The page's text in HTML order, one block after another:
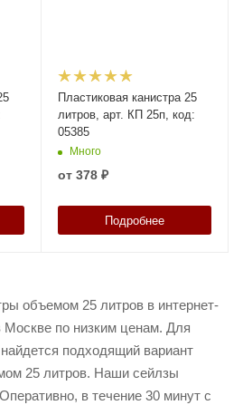
Пластиковая канистра 25
литров, арт. КП 25п, код:
05385
Много
от 378 ₽
Подробнее
объемом 25 литров в интернет-
Москве по низким ценам. Для
подходящий вариант
25 литров. Наши сейлзы
в течение 30 минут с